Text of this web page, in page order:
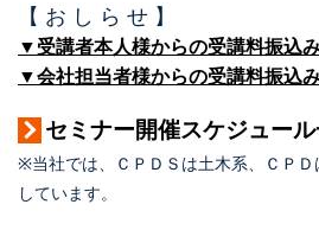
【 お し ら せ 】
▼受講者本人様からの受講料振込
▼会社担当者様からの受講料振込
セミナー開催スケジュー
※当社では、ＣＰＤＳは土木系、ＣＰ
しています。